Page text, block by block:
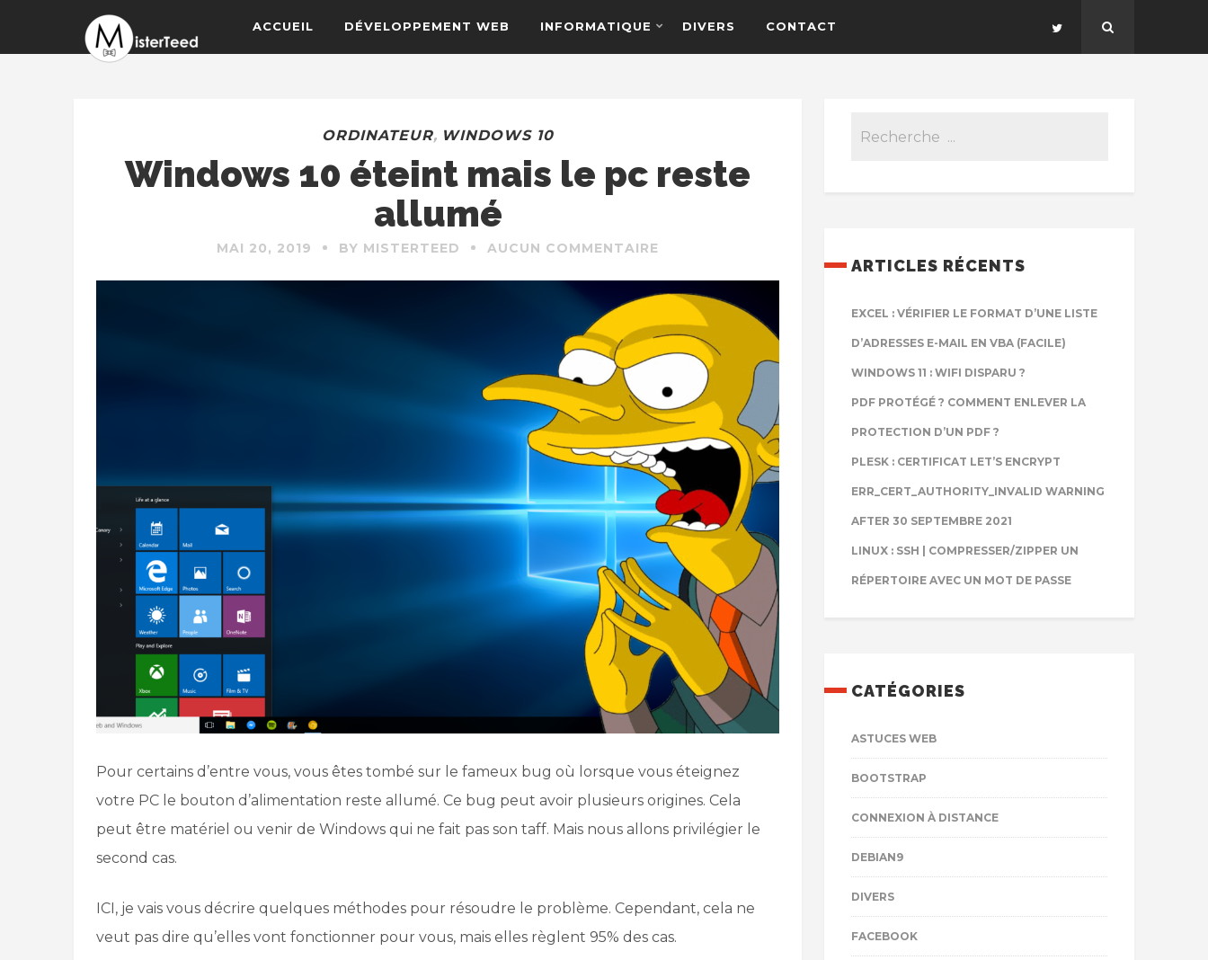
ACCUEIL DÉVELOPPEMENT WEB INFORMATIQUE DIVERS CONTACT
ORDINATEUR, WINDOWS 10
Windows 10 éteint mais le pc reste
allumé
MAI 20, 2019 BY MISTERTEED AUCUN COMMENTAIRE
Pour certains d’entre vous, vous êtes tombé sur le fameux bug où lorsque vous éteignez
votre PC le bouton d’alimentation reste allumé. Ce bug peut avoir plusieurs origines. Cela
peut être matériel ou venir de Windows qui ne fait pas son taff. Mais nous allons privilégier le
second cas.
ICI, je vais vous décrire quelques méthodes pour résoudre le problème. Cependant, cela ne
veut pas dire qu’elles vont fonctionner pour vous, mais elles règlent 95% des cas.
ARTICLES RÉCENTS
EXCEL : VÉRIFIER LE FORMAT D’UNE LISTE
D’ADRESSES E-MAIL EN VBA (FACILE)
WINDOWS 11 : WIFI DISPARU ?
PDF PROTÉGÉ ? COMMENT ENLEVER LA
PROTECTION D’UN PDF ?
PLESK : CERTIFICAT LET’S ENCRYPT
ERR_CERT_AUTHORITY_INVALID WARNING
AFTER 30 SEPTEMBRE 2021
LINUX : SSH | COMPRESSER/ZIPPER UN
RÉPERTOIRE AVEC UN MOT DE PASSE
CATÉGORIES
ASTUCES WEB
BOOTSTRAP
CONNEXION À DISTANCE
DEBIAN9
DIVERS
FACEBOOK